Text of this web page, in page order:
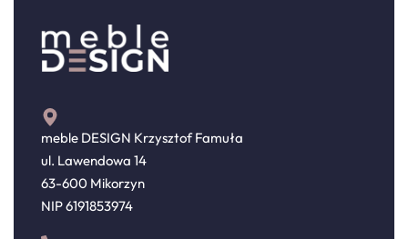
meble DESIGN Krzysztof Famuła
ul. Lawendowa 14
63-600 Mikorzyn
NIP 6191853974